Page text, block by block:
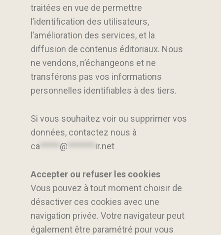
traitées en vue de permettre
l’identification des utilisateurs,
l’amélioration des services, et la
diffusion de contenus éditoriaux. Nous
ne vendons, n’échangeons et ne
transférons pas vos informations
personnelles identifiables à des tiers.
Si vous souhaitez voir ou supprimer vos
données, contactez nous à
ca
@ ir.net
Accepter ou refuser les cookies
Vous pouvez à tout moment choisir de
désactiver ces cookies avec une
navigation privée. Votre navigateur peut
également être paramétré pour vous